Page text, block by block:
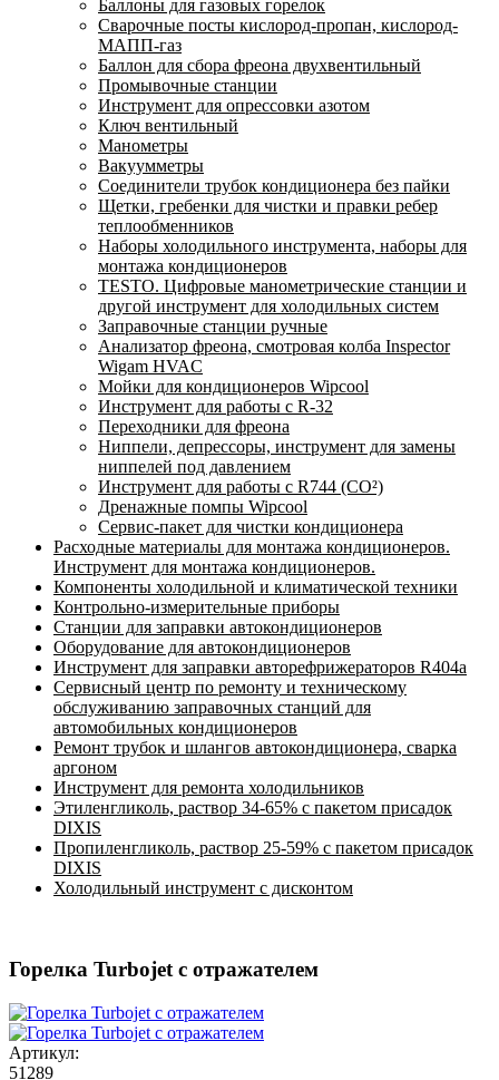
Баллоны для газовых горелок
Сварочные посты кислород-пропан, кислород-
МАПП-газ
Баллон для сбора фреона двухвентильный
Промывочные станции
Инструмент для опрессовки азотом
Ключ вентильный
Манометры
Вакуумметры
Соединители трубок кондиционера без пайки
Щетки, гребенки для чистки и правки ребер
теплообменников
Наборы холодильного инструмента, наборы для
монтажа кондиционеров
TESTO. Цифровые манометрические станции и
другой инструмент для холодильных систем
Заправочные станции ручные
Анализатор фреона, смотровая колба Inspector
Wigam HVAC
Мойки для кондиционеров Wipcool
Инструмент для работы с R-32
Переходники для фреона
Ниппели, депрессоры, инструмент для замены
ниппелей под давлением
Инструмент для работы с R744 (CO²)
Дренажные помпы Wipcool
Сервис-пакет для чистки кондиционера
Расходные материалы для монтажа кондиционеров.
Инструмент для монтажа кондиционеров.
Компоненты холодильной и климатической техники
Контрольно-измерительные приборы
Станции для заправки автокондиционеров
Оборудование для автокондиционеров
Инструмент для заправки авторефрижераторов R404a
Сервисный центр по ремонту и техническому
обслуживанию заправочных станций для
автомобильных кондиционеров
Ремонт трубок и шлангов автокондиционера, сварка
аргоном
Инструмент для ремонта холодильников
Этиленгликоль, раствор 34-65% с пакетом присадок
DIXIS
Пропиленгликоль, раствор 25-59% с пакетом присадок
DIXIS
Холодильный инструмент с дисконтом
Горелка Turbojet с отражателем
Артикул:
51289